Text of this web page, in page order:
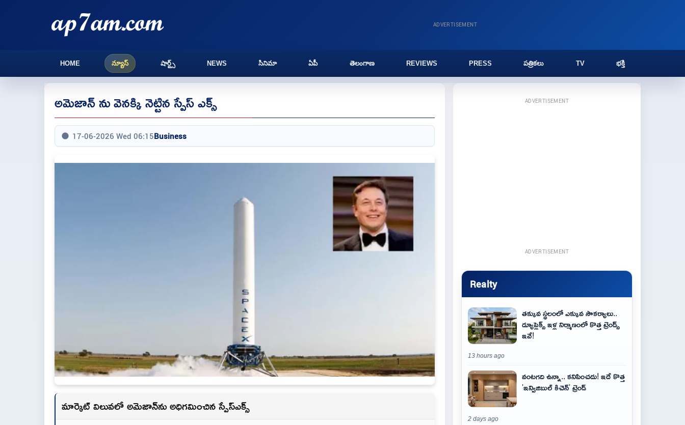
ADVERTISEMENT
HOME న్యూస్ షార్ట్స్ NEWS సినిమా ఏపీ తెలంగాణ REVIEWS PRESS పత్రికలు TV భక్తి
అమెజాన్ ను వెనక్కి నెట్టిన స్పేస్ ఎక్స్
17-06-2026 Wed 06:15Business
మార్కెట్ విలువలో అమెజాన్‌ను అధిగమించిన స్పేస్‌ఎక్స్
ADVERTISEMENT
ADVERTISEMENT
Realty
తక్కువ స్థలంలో ఎక్కువ సౌకర్యాలు..
డ్యూప్లెక్స్ ఇళ్ల నిర్మాణంలో కొత్త ట్రెండ్స్
ఇవే!
13 hours ago
వంటగది ఉన్నా.. కనిపించదు! ఇదే కొత్త
'ఇన్విజిబుల్ కిచెన్' ట్రెండ్
2 days ago